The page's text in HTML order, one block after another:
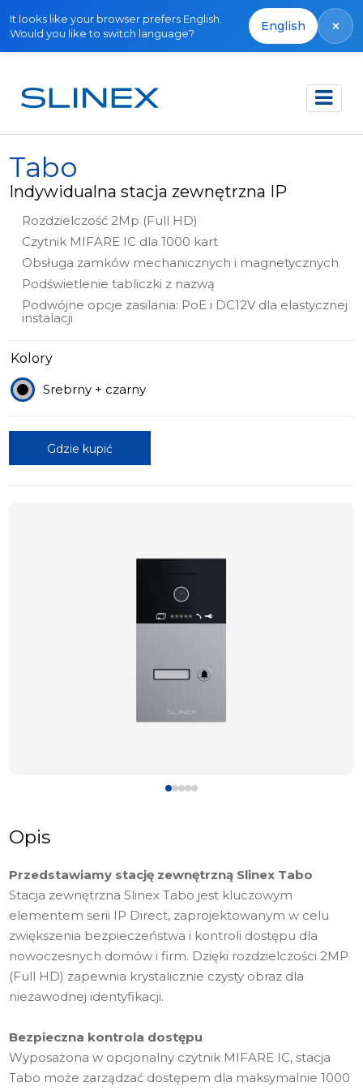
It looks like your browser prefers English.
Would you like to switch language?
English ×
Strona główna Produkty
Tabo
Indywidualna stacja zewnętrzna IP
Rozdzielczość 2Mp (Full HD)
Czytnik MIFARE IC dla 1000 kart
Obsługa zamków mechanicznych i magnetycznych
Podświetlenie tabliczki z nazwą
Podwójne opcje zasilania: PoE i DC12V dla elastycznej
instalacji
Kolory
Srebrny + czarny
Gdzie kupić
Opis
Przedstawiamy stację zewnętrzną Slinex Tabo
Stacja zewnętrzna Slinex Tabo jest kluczowym
elementem serii IP Direct, zaprojektowanym w celu
zwiększenia bezpieczeństwa i kontroli dostępu dla
nowoczesnych domów i firm. Dzięki rozdzielczości 2MP
(Full HD) zapewnia krystalicznie czysty obraz dla
niezawodnej identyfikacji.
Bezpieczna kontrola dostępu
Wyposażona w opcjonalny czytnik MIFARE IC, stacja
Tabo może zarządzać dostępem dla maksymalnie 1000